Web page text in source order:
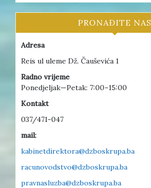
PRONAĐITE NAS
Adresa
Reis ul uleme Dž. Čauševića 1
Radno vrijeme
Ponedjeljak—Petak: 7:00–15:00
Kontakt
037/471-047
mail:
kabinetdirektora@dzboskrupa.ba
racunovodstvo@dzboskrupa.ba
pravnasluzba@dzboskrupa.ba